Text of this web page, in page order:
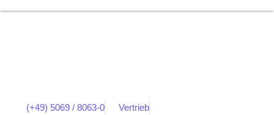
(+49) 5069 / 8063-0
Vertrieb